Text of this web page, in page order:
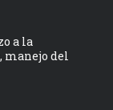
a la
manejo del